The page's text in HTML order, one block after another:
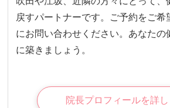
戻すパートナーです。ご予約をご希
にお問い合わせください。あなたの
に築きましょう。
院長プロフィールを詳